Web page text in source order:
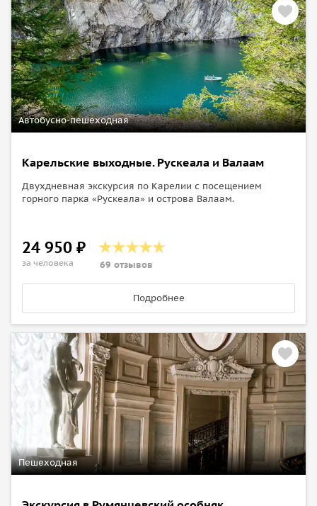
Автобусно-пешеходная
Карельские выходные. Рускеала и Валаам
Двухдневная экскурсия по Карелии с посещением
горного парка «Рускеала» и острова Валаам.
24 950 ₽
за человека 69 отзывов
Подробнее
Пешеходная